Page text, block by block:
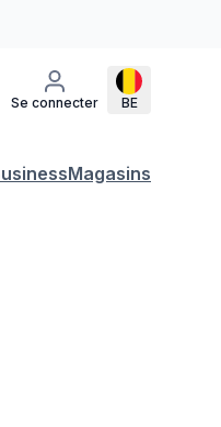
Se connecter BE
Magasins